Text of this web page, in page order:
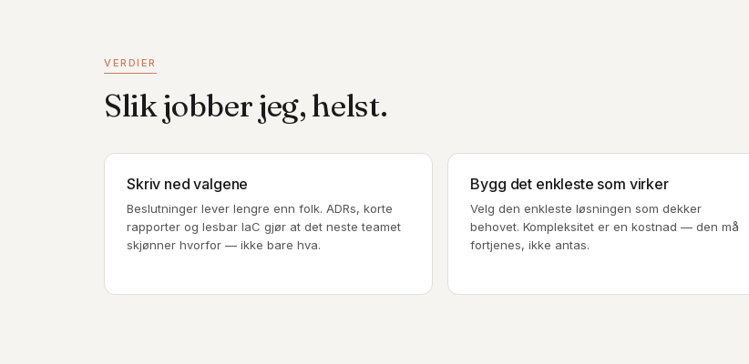
VERDIER
Slik jobber jeg, helst.
Skriv ned valgene
Beslutninger lever lengre enn folk. ADRs, korte
rapporter og lesbar IaC gjør at det neste teamet
skjønner hvorfor — ikke bare hva.
Bygg det enkleste som virker
Velg den enkleste løsningen som dekker
behovet. Kompleksitet er en kostnad — den må
fortjenes, ikke antas.